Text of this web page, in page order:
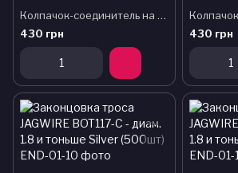
Колпачок-соединитель на рубашку JAGWIRE CHA061 двухстор. 5 мм Silver (10шт)
430 грн
430 грн